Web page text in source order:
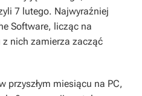
7 lutego. Najwyraźniej
Software, licząc na
z nich zamierza zacząć
przyszłym miesiącu na PC,